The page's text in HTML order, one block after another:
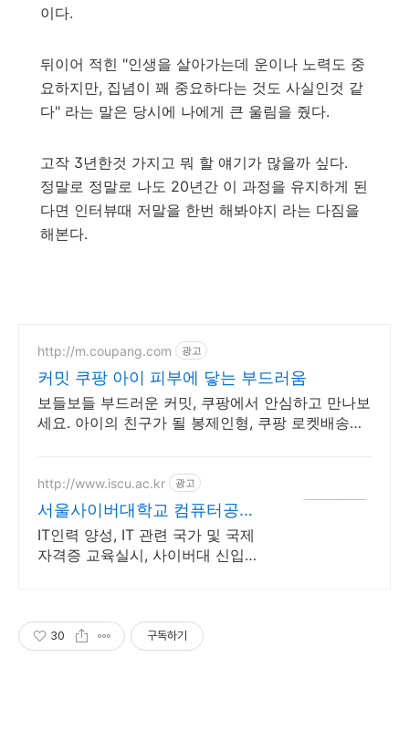
이다.
뒤이어 적힌 "인생을 살아가는데 운이나 노력도 중
요하지만, 집념이 꽤 중요하다는 것도 사실인것 같
다" 라는 말은 당시에 나에게 큰 울림을 줬다.
고작 3년한것 가지고 뭐 할 얘기가 많을까 싶다.
정말로 정말로 나도 20년간 이 과정을 유지하게 된
다면 인터뷰때 저말을 한번 해봐야지 라는 다짐을
해본다.
http://m.coupang.com 광고
커밋 쿠팡 아이 피부에 닿는 부드러움
보들보들 부드러운 커밋, 쿠팡에서 안심하고 만나보
세요. 아이의 친구가 될 봉제인형, 쿠팡 로켓배송으
http://www.iscu.ac.kr 광고
서울사이버대학교 컴퓨터공학
과 2026 가을학기 신편입생
IT인력 양성, IT 관련 국가 및 국제
자격증 교육실시, 사이버대 신입생
30 구독하기